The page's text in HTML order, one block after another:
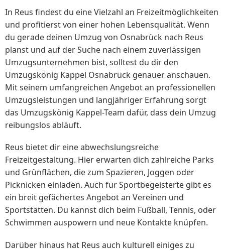
In Reus findest du eine Vielzahl an Freizeitmöglichkeiten
und profitierst von einer hohen Lebensqualität. Wenn
du gerade deinen Umzug von Osnabrück nach Reus
planst und auf der Suche nach einem zuverlässigen
Umzugsunternehmen bist, solltest du dir den
Umzugskönig Kappel Osnabrück genauer anschauen.
Mit seinem umfangreichen Angebot an professionellen
Umzugsleistungen und langjähriger Erfahrung sorgt
das Umzugskönig Kappel-Team dafür, dass dein Umzug
reibungslos abläuft.
Reus bietet dir eine abwechslungsreiche
Freizeitgestaltung. Hier erwarten dich zahlreiche Parks
und Grünflächen, die zum Spazieren, Joggen oder
Picknicken einladen. Auch für Sportbegeisterte gibt es
ein breit gefächertes Angebot an Vereinen und
Sportstätten. Du kannst dich beim Fußball, Tennis, oder
Schwimmen auspowern und neue Kontakte knüpfen.
Darüber hinaus hat Reus auch kulturell einiges zu